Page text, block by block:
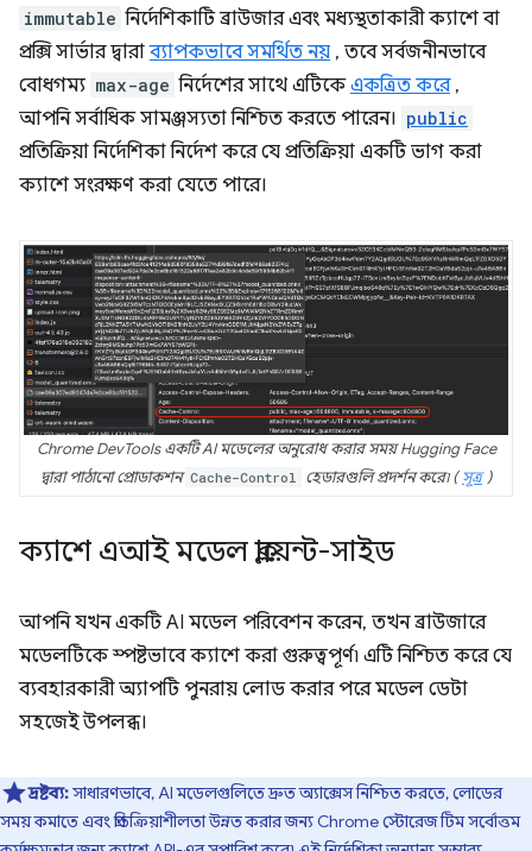
immutable নির্দেশিকাটি ব্রাউজার এবং মধ্যস্থতাকারী ক্যাশে বা
প্রক্সি সার্ভার দ্বারাব্যাপকভাবে সমর্থিত নয় , তবে সর্বজনীনভাবে
বোধগম্য max-age নির্দেশের সাথে এটিকেএকত্রিত করে,
আপনি সর্বাধিক সামঞ্জস্যতা নিশ্চিত করতে পারেন। public
প্রতিক্রিয়া নির্দেশিকা নির্দেশ করে যে প্রতিক্রিয়া একটি ভাগ করা
ক্যাশে সংরক্ষণ করা যেতে পারে।
Chrome DevTools একটি AI মডেলের অনুরোধ করার সময় Hugging Face
দ্বারা পাঠানো প্রোডাকশন Cache-Control হেডারগুলি প্রদর্শন করে৷ (সূত্র)
ক্যাশে এআই মডেল ক্লায়েন্ট-সাইড
আপনি যখন একটি AI মডেল পরিবেশন করেন, তখন ব্রাউজারে
মডেলটিকে স্পষ্টভাবে ক্যাশে করা গুরুত্বপূর্ণ৷ এটি নিশ্চিত করে যে
ব্যবহারকারী অ্যাপটি পুনরায় লোড করার পরে মডেল ডেটা
সহজেই উপলব্ধ।
দ্রষ্টব্য:সাধারণভাবে, AI মডেলগুলিতে দ্রুত অ্যাক্সেস নিশ্চিত করতে, লোডের
সময় কমাতে এবং প্রতিক্রিয়াশীলতা উন্নত করার জন্য Chrome স্টোরেজ টিম সর্বোত্তম